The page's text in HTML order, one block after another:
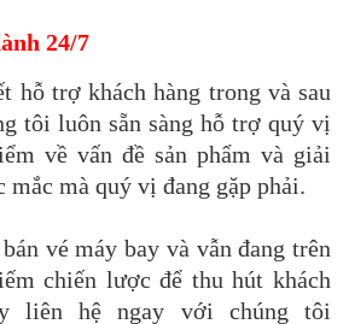
24/7
hỗ trợ khách hàng trong và sau
tôi luôn sẵn sàng hỗ trợ quý vị
về vấn đề sản phẩm và giải
mắc mà quý vị đang gặp phải.
vé máy bay và vẫn đang trên
chiến lược để thu hút khách
liên hệ ngay với chúng tôi